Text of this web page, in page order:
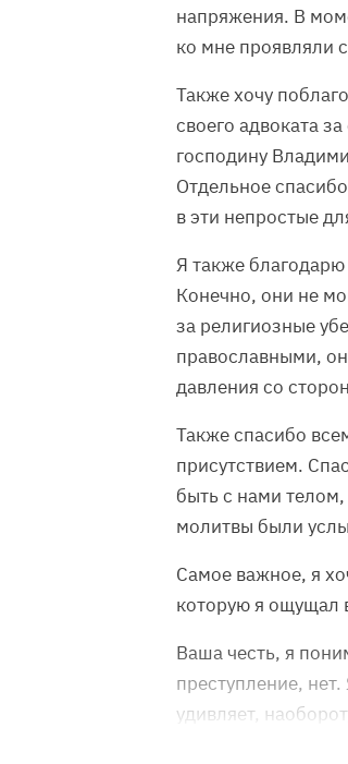
напряжения. В
ко мне проявляли
Также хочу
своего адвоката
господину
Отдельное
в эти непростые
Я также
Конечно, они не
за религиозные
православными,
давления со
Также спасибо
присутствием.
быть с нами
молитвы были
Самое важное, я
которую я ощущал
Ваша честь, я
преступление,
удивляет,